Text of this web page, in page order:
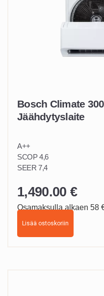
Bosch Climate
Jäähdytyslaite
A++
SCOP 4,6
SEER 7,4
1,490.00 €
Osamaksulla alkaen 58
Lisää ostoskoriin